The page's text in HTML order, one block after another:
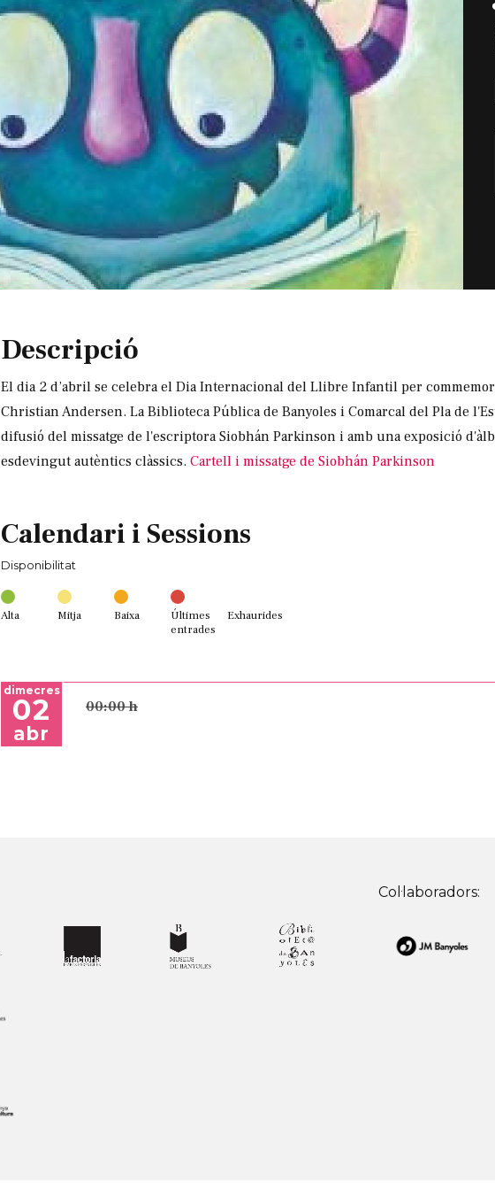
Descripció
El dia 2 d’abril se celebra el Dia Internacional del Llibre Infantil per
Christian Andersen. La Biblioteca Pública de Banyoles i Comarcal del Pla de
difusió del missatge de l'escriptora Siobhán Parkinson i amb una exposició
esdevingut autèntics clàssics.Cartell i missatge de Siobhán Parkinson
Calendari i Sessions
Disponibilitat
Alta Mitja Baixa
Últimes
entrades
Exhaurides
dimecres
02
abr
00:00 h
Col·laboradors: